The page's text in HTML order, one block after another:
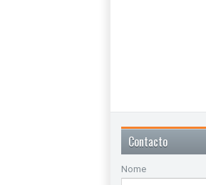
Contacto
Nome